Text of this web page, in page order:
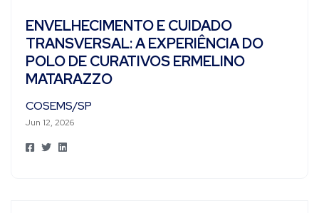
ENVELHECIMENTO E CUIDADO
TRANSVERSAL: A EXPERIÊNCIA DO
POLO DE CURATIVOS ERMELINO
MATARAZZO
COSEMS/SP
Jun 12, 2026